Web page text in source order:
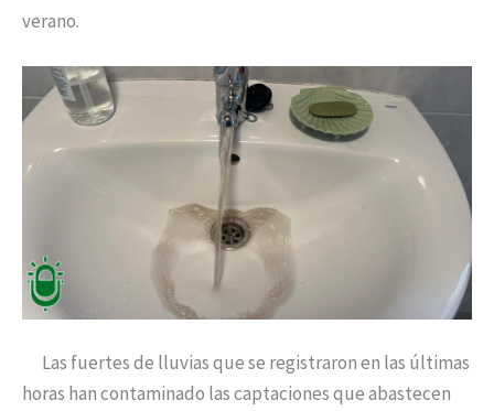
verano.
Las fuertes de lluvias que se registraron en las últimas
horas han contaminado las captaciones que abastecen